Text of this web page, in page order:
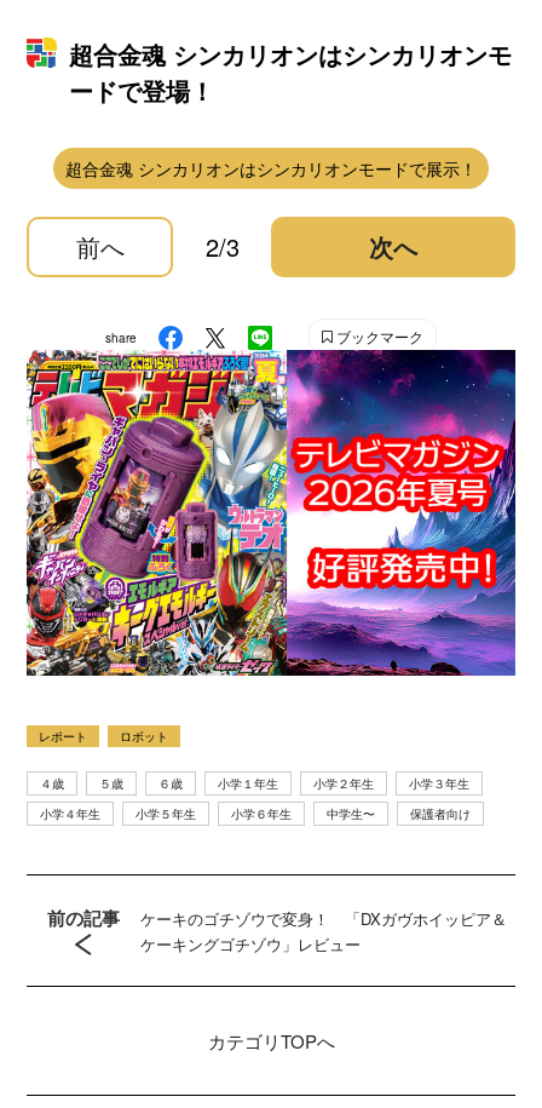
超合金魂 シンカリオンはシンカリオンモ
ードで登場！
超合金魂 シンカリオンはシンカリオンモードで展示！
前へ 2/3 次へ
share ブックマーク
レポート ロボット
４歳 ５歳 ６歳 小学１年生 小学２年生
小学３年生
小学４年生
小学５年生 小学６年生 中学生〜 保護者向け
前の記事
ケーキのゴチゾウで変身！ 「DXガヴホイッピア＆
ケーキングゴチゾウ」レビュー
カテゴリTOPへ